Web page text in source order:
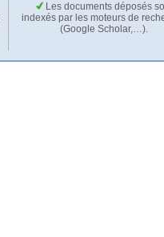
Les documents déposés
indexés par les moteurs de
(Google Scholar,…).